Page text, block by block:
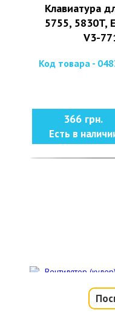
Клавиатура
5755, 5830T,
V3-
Код товара -
366 грн.
Есть в
Вентилятор